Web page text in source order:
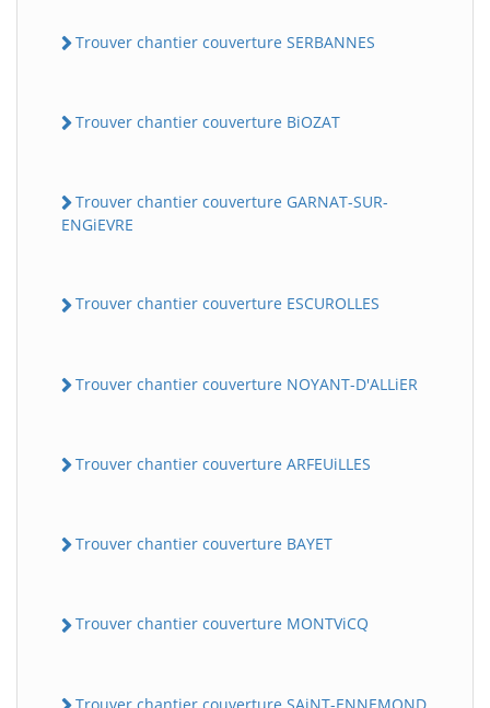
Trouver chantier couverture SERBANNES
Trouver chantier couverture BiOZAT
Trouver chantier couverture GARNAT-SUR-
ENGiEVRE
Trouver chantier couverture ESCUROLLES
Trouver chantier couverture NOYANT-D'ALLiER
Trouver chantier couverture ARFEUiLLES
Trouver chantier couverture BAYET
Trouver chantier couverture MONTViCQ
Trouver chantier couverture SAiNT-ENNEMOND
BatiWebPro